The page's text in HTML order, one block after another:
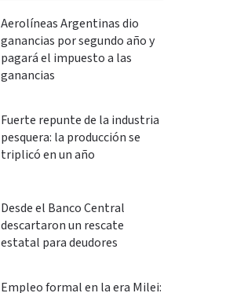
Aerolíneas Argentinas dio
ganancias por segundo año y
pagará el impuesto a las
ganancias
Fuerte repunte de la industria
pesquera: la producción se
triplicó en un año
Desde el Banco Central
descartaron un rescate
estatal para deudores
Empleo formal en la era Milei: